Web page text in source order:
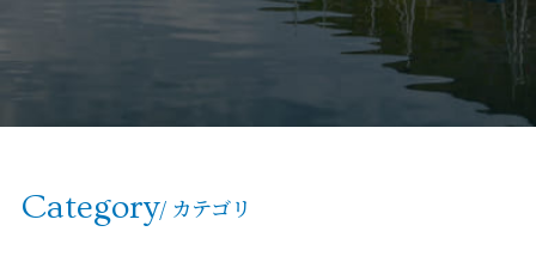
Category/ カテゴリ